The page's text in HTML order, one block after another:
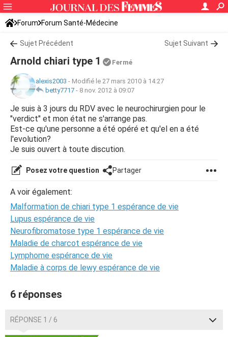
Forum Forum Santé-Médecine
Symptômes et maladies courantes
Sujet Précédent Sujet Suivant
Arnold chiari type 1 Fermé
alexis2003 - Modifié le 27 mars 2010 à 14:27
betty7717 - 8 nov. 2012 à 09:07
Je suis à 3 jours du RDV avec le neurochirurgien pour le
"verdict" et mon état ne s'arrange pas.
Est-ce qu'une personne a été opéré et qu'el en a été
l'evolution?
Je suis ouvert à toute discution.
Posez votre question Partager
A voir également:
Malformation de chiari type 1 espérance de vie
Lupus espérance de vie
Neurofibromatose type 1 espérance de vie
Maladie de charcot espérance de vie
Lymphome espérance de vie
Maladie à corps de lewy espérance de vie
6 réponses
RÉPONSE 1 / 6